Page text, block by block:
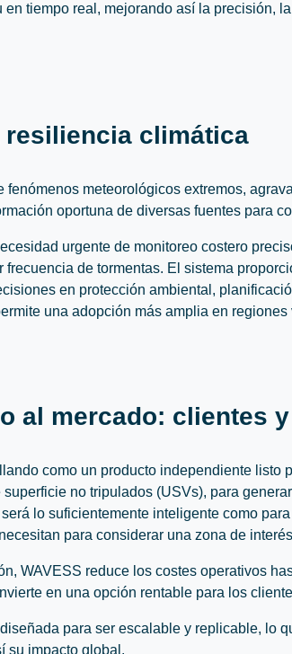
en tiempo real, mejorando así la precisión,
resiliencia climática
fenómenos meteorológicos extremos,
oportuna de diversas fuentes para
urgente de monitoreo costero
frecuencia de tormentas. El sistema
en protección ambiental,
una adopción más amplia en
al mercado: clientes
como un producto independiente listo
no tripulados (USVs), para
lo suficientemente inteligente como
para considerar una zona de
WAVESS reduce los costes operativos
en una opción rentable para los
para ser escalable y replicable, lo
su impacto global.